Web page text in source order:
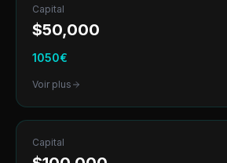
Capital
$50,000
1050€
Voir plus
Capital